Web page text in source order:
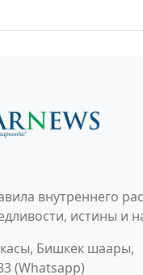
внутреннего
истины и
Бишкек шаары,
(Whatsapp)